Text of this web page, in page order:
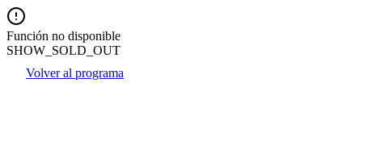
Función no disponible
SHOW_SOLD_OUT
Volver al programa